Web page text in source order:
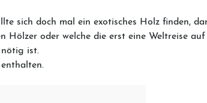
sich doch mal ein exotisches Holz finden,
Hölzer oder welche die erst eine Weltreise
ist.